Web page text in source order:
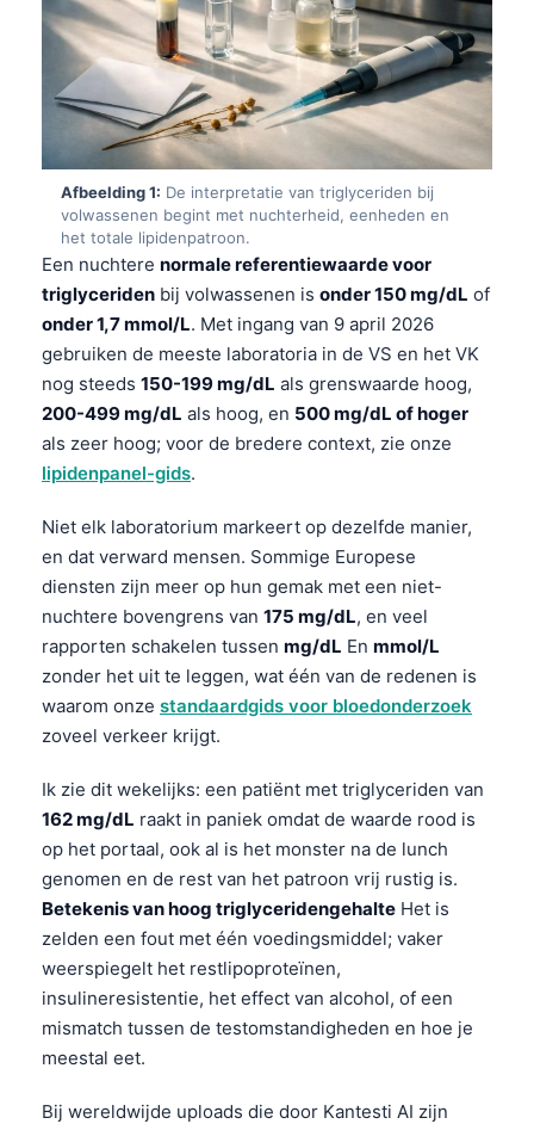
Afbeelding 1: De interpretatie van triglyceriden bij
volwassenen begint met nuchterheid, eenheden en
het totale lipidenpatroon.
Een nuchtere normale referentiewaarde voor
triglyceriden bij volwassenen is onder 150 mg/dL of
onder 1,7 mmol/L. Met ingang van 9 april 2026
gebruiken de meeste laboratoria in de VS en het VK
nog steeds 150-199 mg/dL als grenswaarde hoog,
200-499 mg/dL als hoog, en 500 mg/dL of hoger
als zeer hoog; voor de bredere context, zie onze
lipidenpanel-gids.
Niet elk laboratorium markeert op dezelfde manier,
en dat verward mensen. Sommige Europese
diensten zijn meer op hun gemak met een niet-
nuchtere bovengrens van 175 mg/dL, en veel
rapporten schakelen tussen mg/dL En mmol/L
zonder het uit te leggen, wat één van de redenen is
waarom onze standaardgids voor bloedonderzoek
zoveel verkeer krijgt.
Ik zie dit wekelijks: een patiënt met triglyceriden van
162 mg/dL raakt in paniek omdat de waarde rood is
op het portaal, ook al is het monster na de lunch
genomen en de rest van het patroon vrij rustig is.
Betekenis van hoog triglyceridengehalte Het is
zelden een fout met één voedingsmiddel; vaker
weerspiegelt het restlipoproteïnen,
insulineresistentie, het effect van alcohol, of een
mismatch tussen de testomstandigheden en hoe je
meestal eet.
Bij wereldwijde uploads die door Kantesti AI zijn